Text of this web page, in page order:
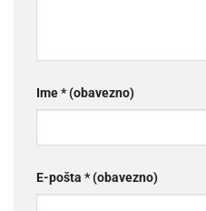
Ime* (obavezno)
E-pošta * (obavezno)